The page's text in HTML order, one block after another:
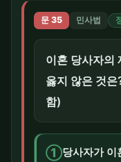
문 35 민사법
이혼 당사자의
옳지 않은 것
함)
①당사자가 이